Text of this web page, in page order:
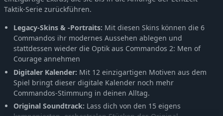
Taktik-Serie zurückführen.
Legacy-Skins & -Portraits: Mit diesen Skins können die 6
Commandos ihr modernes Aussehen ablegen und
stattdessen wieder die Optik aus Commandos 2: Men of
Courage annehmen
Digitaler Kalender: Mit 12 einzigartigen Motiven aus dem
Spiel bringt dieser digitale Kalender noch mehr
Commandos-Stimmung in deinen Alltag.
Original Soundtrack: Lass dich von den 15 eigens